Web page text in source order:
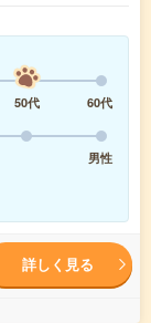
50代
60代
男性
詳しく見る